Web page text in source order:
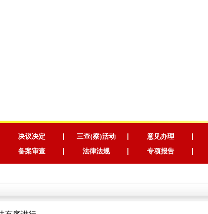
决议决定 三查(察)活动 意见办理
备案审查 法律法规 专项报告